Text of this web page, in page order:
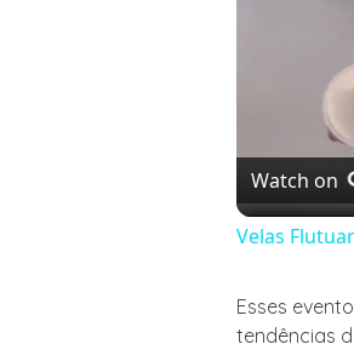
Watch on
Velas
Esses
tendências